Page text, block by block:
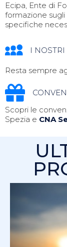
Ecipa, Ente di
formazione
specifiche
I
Resta sempre
Scopri le
Spezia e CNA